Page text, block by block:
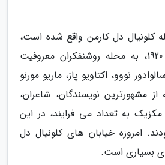
کلونیال دل کارمن واقع شده است،
محله ای که از دهه 1920، به محله روشنفکران معروفیت
نووو، اکتاویو پاز، ماریو مورنو
مشهورترین نویسندگان، شاعران،
مکزیک به تعداد می فرایند، در این
امروزه خیابان های کلونیال دل
بسیاری است.